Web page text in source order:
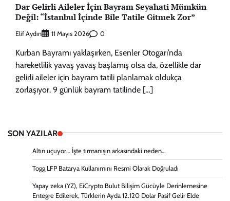
Dar Gelirli Aileler İçin Bayram Seyahati Mümkün
Değil: “İstanbul İçinde Bile Tatile Gitmek Zor”
Elif Aydın 11 Mayıs 2026 0
Kurban Bayramı yaklaşırken, Esenler Otogarı’nda
hareketlilik yavaş yavaş başlamış olsa da, özellikle dar
gelirli aileler için bayram tatili planlamak oldukça
zorlaşıyor. 9 günlük bayram tatilinde […]
SON YAZILAR
Altın uçuyor… İşte tırmanışın arkasındaki neden…
Togg LFP Batarya Kullanımını Resmi Olarak Doğruladı
Yapay zeka (YZ), EiCrypto Bulut Bilişim Gücüyle Derinlemesine
Entegre Edilerek, Türklerin Ayda 12.120 Dolar Pasif Gelir Elde